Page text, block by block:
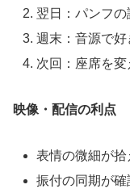
翌日：パンフの
週末：音源で好
次回：座席を変
映像・配信の利点
表情の微細が拾
振付の同期が確